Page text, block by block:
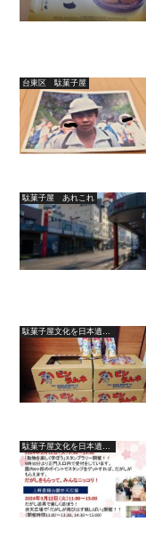
台東区 駄菓子屋
駄菓子屋 あれこれ
駄菓子屋文化を日本遺産に